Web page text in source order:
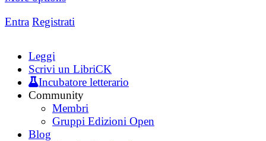
Entra Registrati
Leggi
Scrivi un LibriCK
Incubatore letterario
Community
Membri
Gruppi Edizioni Open
Blog